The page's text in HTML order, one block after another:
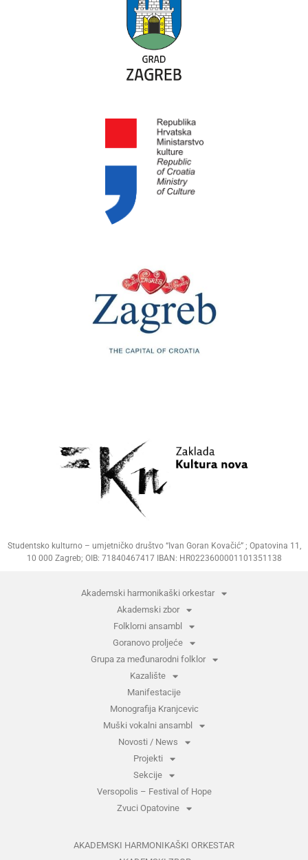
Studentsko kulturno – umjetničko društvo “Ivan Goran Kovačić” ; Opatovina 11,
10 000 Zagreb; OIB: 71840467417 IBAN: HR0223600001101351138
Akademski harmonikaški orkestar
Akademski zbor
Folklorni ansambl
Goranovo proljeće
Grupa za međunarodni folklor
Kazalište
Manifestacije
Monografija Kranjcevic
Muški vokalni ansambl
Novosti / News
Projekti
Sekcije
Versopolis – Festival of Hope
Zvuci Opatovine
AKADEMSKI HARMONIKAŠKI ORKESTAR